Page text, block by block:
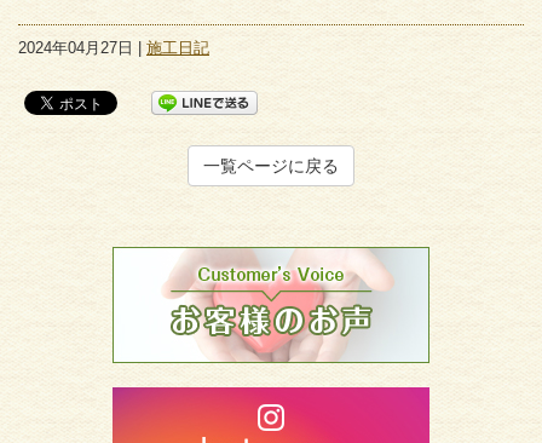
2024年04月27日 | 施工日記
一覧ページに戻る